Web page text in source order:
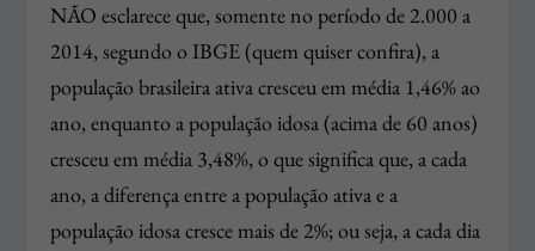
NÃO esclarece que, somente no período de 2.000 a
2014, segundo o IBGE (quem quiser confira), a
população brasileira ativa cresceu em média 1,46% ao
ano, enquanto a população idosa (acima de 60 anos)
cresceu em média 3,48%, o que significa que, a cada
ano, a diferença entre a população ativa e a
população idosa cresce mais de 2%; ou seja, a cada dia